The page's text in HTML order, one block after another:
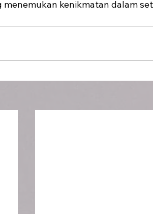
kenikmatan dalam